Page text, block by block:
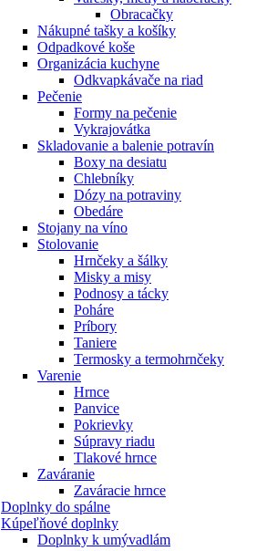
Obracačky
Nákupné tašky a košíky
Odpadkové koše
Organizácia kuchyne
Odkvapkávače na riad
Pečenie
Formy na pečenie
Vykrajovátka
Skladovanie a balenie potravín
Boxy na desiatu
Chlebníky
Dózy na potraviny
Obedáre
Stojany na víno
Stolovanie
Hrnčeky a šálky
Misky a misy
Podnosy a tácky
Poháre
Príbory
Taniere
Termosky a termohrnčeky
Varenie
Hrnce
Panvice
Pokrievky
Súpravy riadu
Tlakové hrnce
Zaváranie
Zaváracie hrnce
Doplnky do spálne
Kúpeľňové doplnky
Doplnky k umývadlám